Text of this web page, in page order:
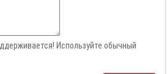
Используйте обычный